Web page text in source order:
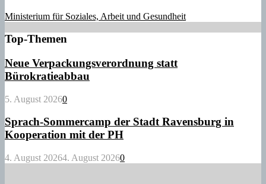
Ministerium für Soziales, Arbeit und Gesundheit
Top-Themen
Neue Verpackungsverordnung statt
Bürokratieabbau
5. August 20260
Sprach-Sommercamp der Stadt Ravensburg in
Kooperation mit der PH
4. August 20264. August 20260